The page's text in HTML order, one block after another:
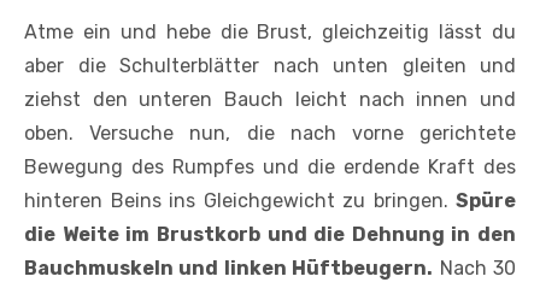
Atme ein und hebe die Brust, gleichzeitig lässt du
aber die Schulterblätter nach unten gleiten und
ziehst den unteren Bauch leicht nach innen und
oben. Versuche nun, die nach vorne gerichtete
Bewegung des Rumpfes und die erdende Kraft des
hinteren Beins ins Gleichgewicht zu bringen. Spüre
die Weite im Brustkorb und die Dehnung in den
Bauchmuskeln und linken Hüftbeugern. Nach 30